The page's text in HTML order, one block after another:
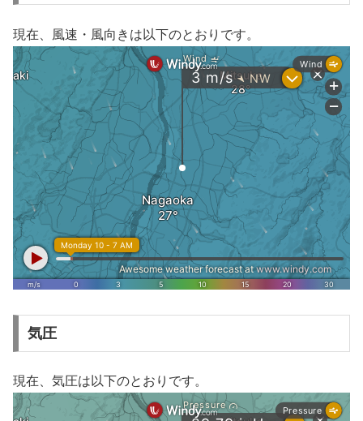
現在、風速・風向きは以下のとおりです。
気圧
現在、気圧は以下のとおりです。